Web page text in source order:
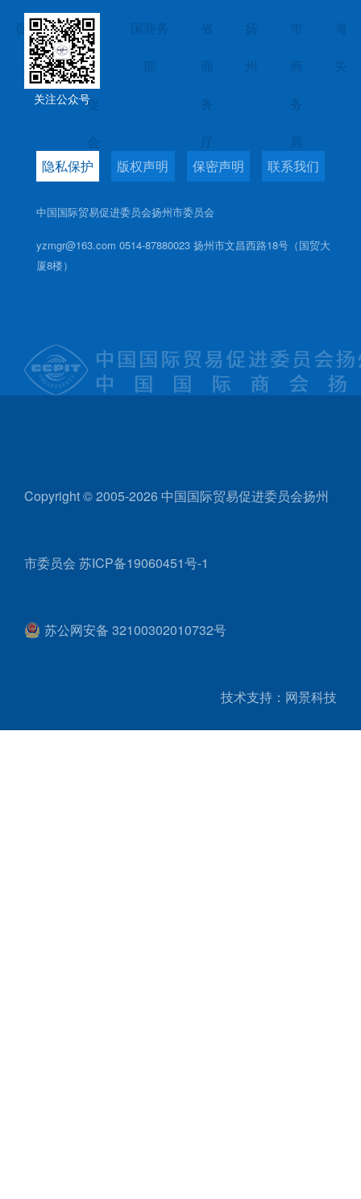
促进委
员会
省
贸
促
会
国商务
部
省
商
务
厅
扬
州
市
商
务
局
海
关
关注公众号
隐私保护 版权声明 保密声明 联系我们
中国国际贸易促进委员会扬州市委员会
yzmgr@163.com 0514-87880023 扬州市文昌西路18号（国贸大
厦8楼）
Copyright © 2005-2026 中国国际贸易促进委员会扬州
市委员会 苏ICP备19060451号-1
苏公网安备 32100302010732号
技术支持：网景科技